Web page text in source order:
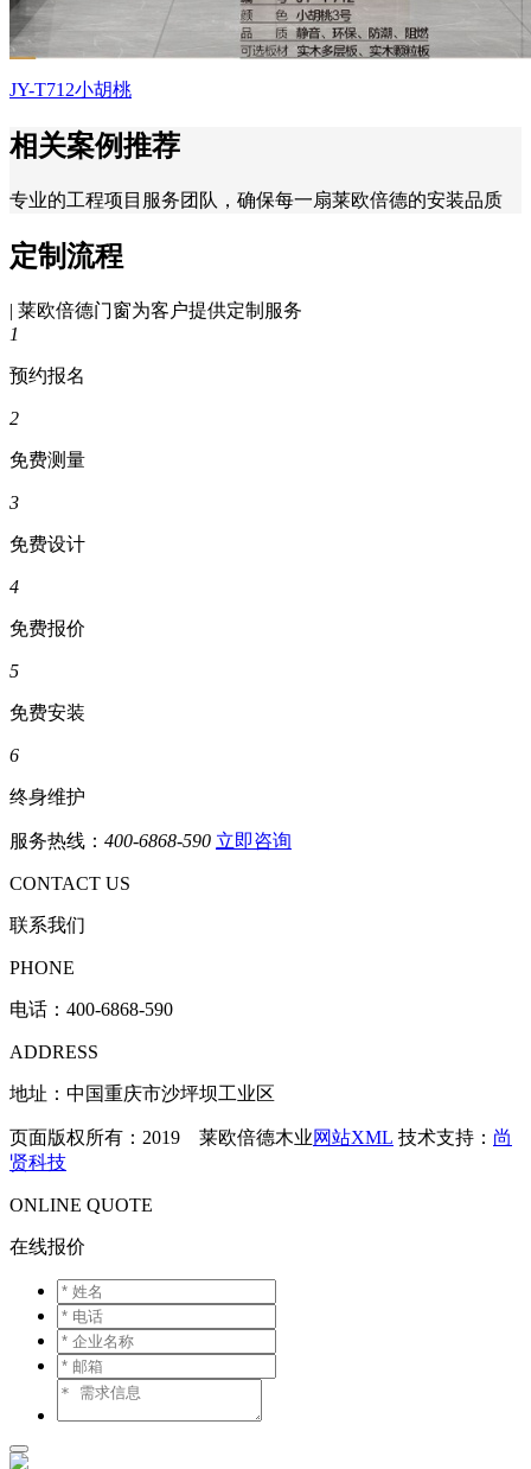
JY-T712小胡桃
相关案例推荐
专业的工程项目服务团队，确保每一扇莱欧倍德的安装品质
定制流程
| 莱欧倍德门窗为客户提供定制服务
1
预约报名
2
免费测量
3
免费设计
4
免费报价
5
免费安装
6
终身维护
服务热线： 400-6868-590 立即咨询
CONTACT US
联系我们
PHONE
电话： 400-6868-590
ADDRESS
地址：中国重庆市沙坪坝工业区
页面版权所有：2019 莱欧倍德木业网站XML 技术支持： 尚
贤科技
ONLINE QUOTE
在线报价